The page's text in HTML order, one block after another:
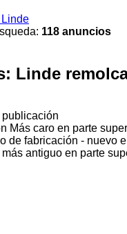
118 anuncios
Linde
publicación
Más caro en parte
de fabricación - nuevo
antiguo en parte